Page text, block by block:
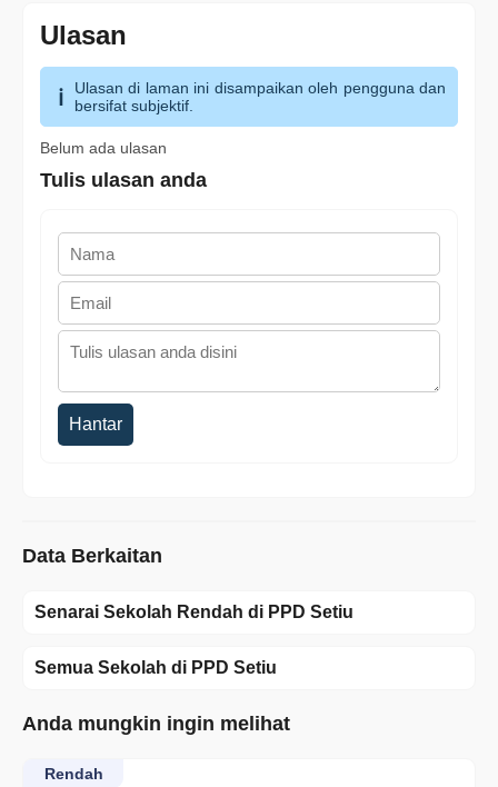
Ulasan
Ulasan di laman ini disampaikan oleh pengguna dan
bersifat subjektif.
Belum ada ulasan
Tulis ulasan anda
Hantar
Data Berkaitan
Senarai Sekolah Rendah di PPD Setiu
Semua Sekolah di PPD Setiu
Anda mungkin ingin melihat
Rendah